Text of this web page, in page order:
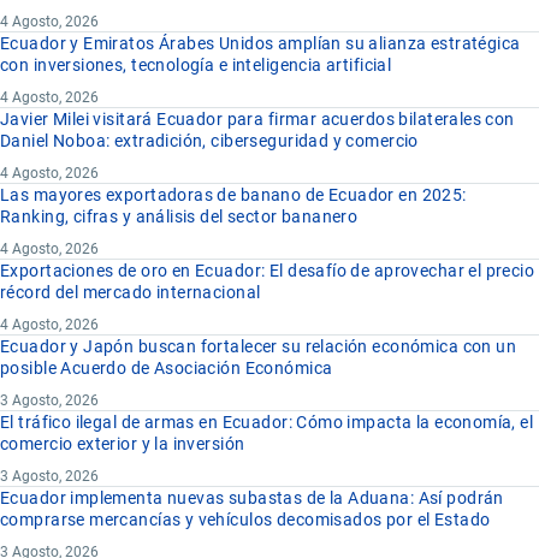
4 Agosto, 2026
Ecuador y Emiratos Árabes Unidos amplían su alianza estratégica
con inversiones, tecnología e inteligencia artificial
4 Agosto, 2026
Javier Milei visitará Ecuador para firmar acuerdos bilaterales con
Daniel Noboa: extradición, ciberseguridad y comercio
4 Agosto, 2026
Las mayores exportadoras de banano de Ecuador en 2025:
Ranking, cifras y análisis del sector bananero
4 Agosto, 2026
Exportaciones de oro en Ecuador: El desafío de aprovechar el precio
récord del mercado internacional
4 Agosto, 2026
Ecuador y Japón buscan fortalecer su relación económica con un
posible Acuerdo de Asociación Económica
3 Agosto, 2026
El tráfico ilegal de armas en Ecuador: Cómo impacta la economía, el
comercio exterior y la inversión
3 Agosto, 2026
Ecuador implementa nuevas subastas de la Aduana: Así podrán
comprarse mercancías y vehículos decomisados por el Estado
3 Agosto, 2026